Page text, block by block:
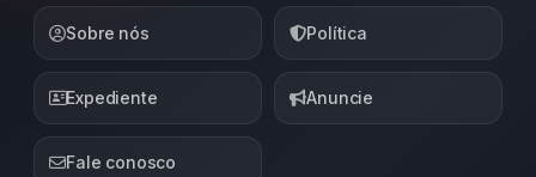
Sobre nós Política
Expediente Anuncie
Fale conosco